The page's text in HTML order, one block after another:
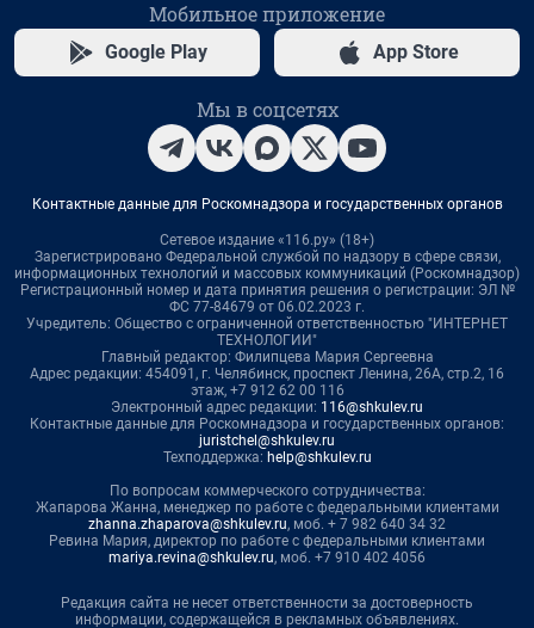
Мобильное приложение
Google Play App Store
Мы в соцсетях
Контактные данные для Роскомнадзора и государственных органов
Сетевое издание «116.ру» (18+)
Зарегистрировано Федеральной службой по надзору в сфере связи,
информационных технологий и массовых коммуникаций (Роскомнадзор)
Регистрационный номер и дата принятия решения о регистрации: ЭЛ №
ФС 77-84679 от 06.02.2023 г.
Учредитель: Общество с ограниченной ответственностью "ИНТЕРНЕТ
ТЕХНОЛОГИИ"
Главный редактор: Филипцева Мария Сергеевна
Адрес редакции: 454091, г. Челябинск, проспект Ленина, 26А, стр.2, 16
этаж, +7 912 62 00 116
Электронный адрес редакции: 116@shkulev.ru
Контактные данные для Роскомнадзора и государственных органов:
juristchel@shkulev.ru
Техподдержка: help@shkulev.ru
По вопросам коммерческого сотрудничества:
Жапарова Жанна, менеджер по работе с федеральными клиентами
zhanna.zhaparova@shkulev.ru, моб. + 7 982 640 34 32
Ревина Мария, директор по работе с федеральными клиентами
mariya.revina@shkulev.ru, моб. +7 910 402 4056
Редакция сайта не несет ответственности за достоверность
информации, содержащейся в рекламных объявлениях.